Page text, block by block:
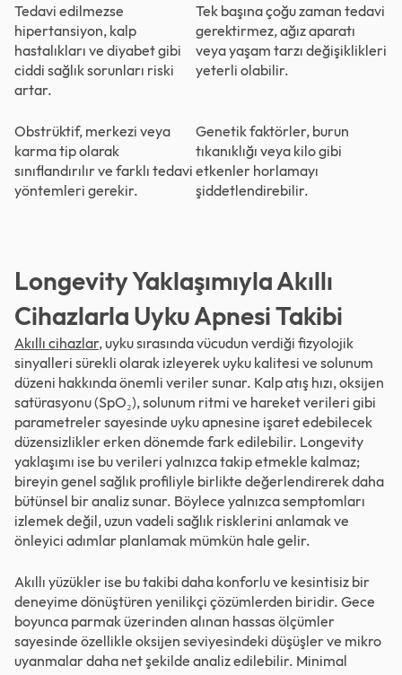
Tedavi edilmezse
hipertansiyon, kalp
hastalıkları ve diyabet gibi
ciddi sağlık sorunları riski
artar.
Tek başına çoğu zaman tedavi
gerektirmez, ağız aparatı
veya yaşam tarzı değişiklikleri
yeterli olabilir.
Obstrüktif, merkezi veya
karma tip olarak
sınıflandırılır ve farklı tedavi
yöntemleri gerekir.
Genetik faktörler, burun
tıkanıklığı veya kilo gibi
etkenler horlamayı
şiddetlendirebilir.
Longevity Yaklaşımıyla Akıllı
Cihazlarla Uyku Apnesi Takibi
Akıllı cihazlar, uyku sırasında vücudun verdiği fizyolojik
sinyalleri sürekli olarak izleyerek uyku kalitesi ve solunum
düzeni hakkında önemli veriler sunar. Kalp atış hızı, oksijen
satürasyonu (SpO₂), solunum ritmi ve hareket verileri gibi
parametreler sayesinde uyku apnesine işaret edebilecek
düzensizlikler erken dönemde fark edilebilir. Longevity
yaklaşımı ise bu verileri yalnızca takip etmekle kalmaz;
bireyin genel sağlık profiliyle birlikte değerlendirerek daha
bütünsel bir analiz sunar. Böylece yalnızca semptomları
izlemek değil, uzun vadeli sağlık risklerini anlamak ve
önleyici adımlar planlamak mümkün hale gelir.
Akıllı yüzükler ise bu takibi daha konforlu ve kesintisiz bir
deneyime dönüştüren yenilikçi çözümlerden biridir. Gece
boyunca parmak üzerinden alınan hassas ölçümler
sayesinde özellikle oksijen seviyesindeki düşüşler ve mikro
uyanmalar daha net şekilde analiz edilebilir. Minimal